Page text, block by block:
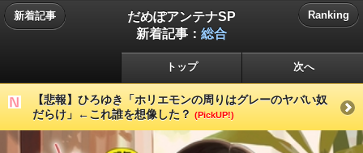
新着記事
だめぽアンテナSP
新着記事： 総合
Ranking
トップ 次へ
【悲報】ひろゆき「ホリエモンの周りはグレーのヤバい奴
だらけ」←これ誰を想像した？ (PickUP!)